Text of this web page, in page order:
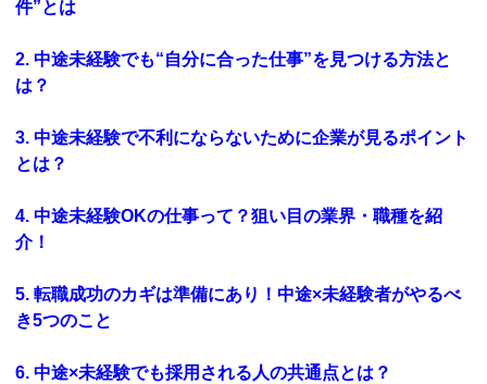
件”とは
2. 中途未経験でも“自分に合った仕事”を見つける方法と
は？
3. 中途未経験で不利にならないために企業が見るポイント
とは？
4. 中途未経験OKの仕事って？狙い目の業界・職種を紹
介！
5. 転職成功のカギは準備にあり！中途×未経験者がやるべ
き5つのこと
6. 中途×未経験でも採用される人の共通点とは？